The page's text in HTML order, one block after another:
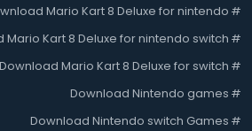
#
Mario Kart 8 Deluxe for nintendo
#
Mario Kart 8 Deluxe for nintendo switch
#
Download Mario Kart 8 Deluxe for switch
#
Download Nintendo games
#
Download Nintendo switch Games